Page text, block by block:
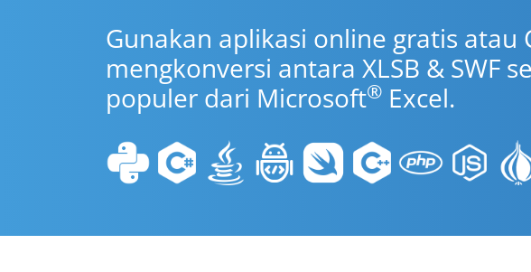
Gunakan aplikasi online gratis atau
mengkonversi antara XLSB & SWF
populer dari Microsoft® Excel.